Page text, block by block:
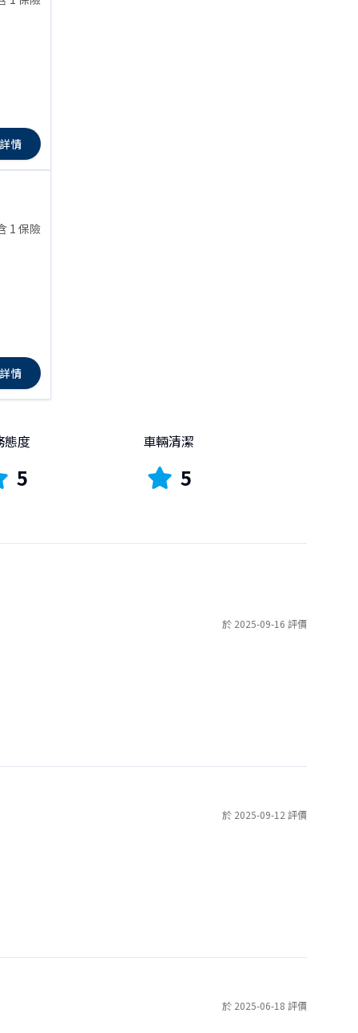
情
1 保險
情
態度
5
車輛清潔
5
於 2025-09-16 評價
於 2025-09-12 評價
於 2025-06-18 評價